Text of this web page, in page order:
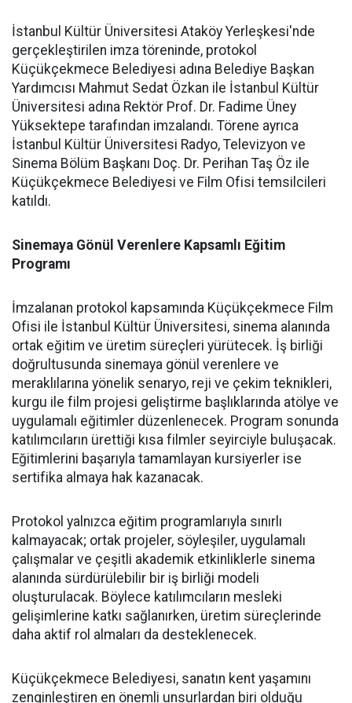
İstanbul Kültür Üniversitesi Ataköy Yerleşkesi'nde
gerçekleştirilen imza töreninde, protokol
Küçükçekmece Belediyesi adına Belediye Başkan
Yardımcısı Mahmut Sedat Özkan ile İstanbul Kültür
Üniversitesi adına Rektör Prof. Dr. Fadime Üney
Yüksektepe tarafından imzalandı. Törene ayrıca
İstanbul Kültür Üniversitesi Radyo, Televizyon ve
Sinema Bölüm Başkanı Doç. Dr. Perihan Taş Öz ile
Küçükçekmece Belediyesi ve Film Ofisi temsilcileri
katıldı.
Sinemaya Gönül Verenlere Kapsamlı Eğitim
Programı
İmzalanan protokol kapsamında Küçükçekmece Film
Ofisi ile İstanbul Kültür Üniversitesi, sinema alanında
ortak eğitim ve üretim süreçleri yürütecek. İş birliği
doğrultusunda sinemaya gönül verenlere ve
meraklılarına yönelik senaryo, reji ve çekim teknikleri,
kurgu ile film projesi geliştirme başlıklarında atölye ve
uygulamalı eğitimler düzenlenecek. Program sonunda
katılımcıların ürettiği kısa filmler seyirciyle buluşacak.
Eğitimlerini başarıyla tamamlayan kursiyerler ise
sertifika almaya hak kazanacak.
Protokol yalnızca eğitim programlarıyla sınırlı
kalmayacak; ortak projeler, söyleşiler, uygulamalı
çalışmalar ve çeşitli akademik etkinliklerle sinema
alanında sürdürülebilir bir iş birliği modeli
oluşturulacak. Böylece katılımcıların mesleki
gelişimlerine katkı sağlanırken, üretim süreçlerinde
daha aktif rol almaları da desteklenecek.
Küçükçekmece Belediyesi, sanatın kent yaşamını
zenginleştiren en önemli unsurlardan biri olduğu